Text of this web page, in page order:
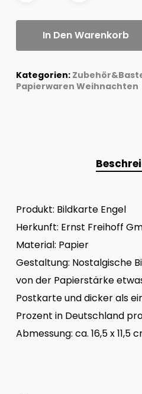
In Den Warenkorb
Kategorien:
Papierwaren Weihnachten
Produkt: Bildkarte Engel
Herkunft: Ernst Freihoff
Material: Papier
Gestaltung: Nostalgische
von der Papierstärke
Postkarte und dicker als
Prozent in Deutschland
Abmessung: ca. 16,5 x 11,5